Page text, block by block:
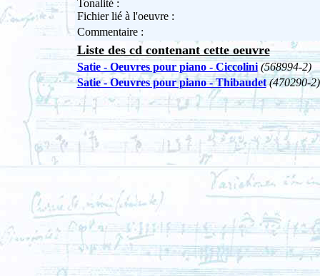
Tonalité :
Fichier lié à l'oeuvre :
Commentaire :
Liste des cd contenant cette oeuvre
Satie - Oeuvres pour piano - Ciccolini (568994-2)
Satie - Oeuvres pour piano - Thibaudet (470290-2)